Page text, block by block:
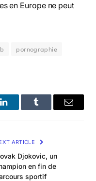
en Europe ne peut
pornographie
LinkedInTumblr Email
ARTICLE
Djokovic, un
en fin de
sportif